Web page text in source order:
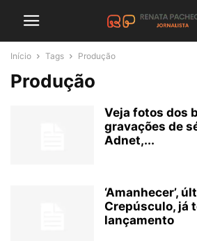
Início Tags Produção
Produção
Veja fotos dos
gravações de
Adnet,...
‘Amanhecer’,
Crepúsculo, já
lançamento